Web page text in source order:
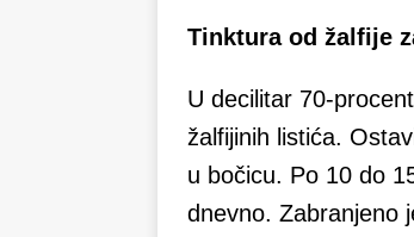
Tinktura od žalfije
U decilitar 70-
žalfijinih listića.
u bočicu. Po 10 do
dnevno. Zabranjeno